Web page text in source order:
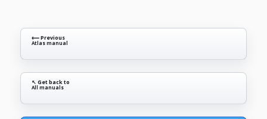
⟵ Previous
Atlas manual
↖ Get back to
All manuals